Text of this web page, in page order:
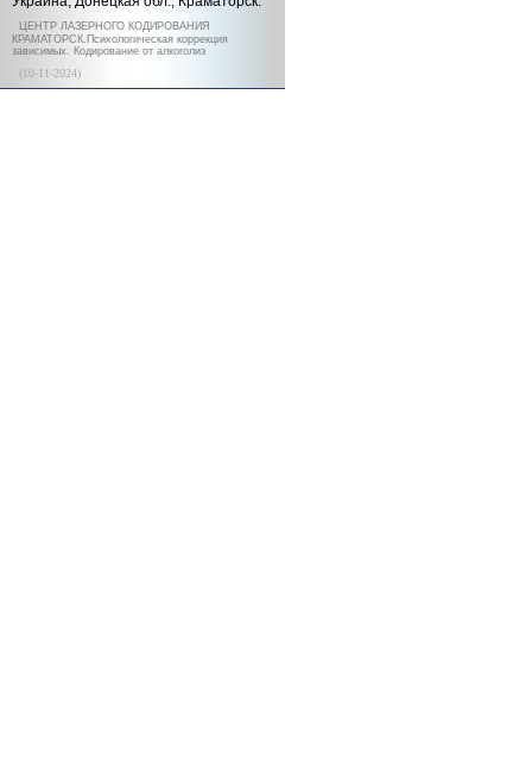
ЦЕНТР ЛАЗЕРНОГО КОДИРОВАНИЯ
КРАМАТОРСК.Психологическая коррекция
зависимых. Кодирование от алкоголиз
(10-11-2024)